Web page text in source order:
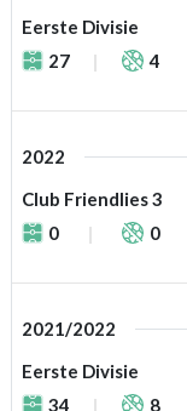
Eerste Divisie
27
4
2022
Club Friendlies 3
0
0
2021/2022
Eerste Divisie
34
8